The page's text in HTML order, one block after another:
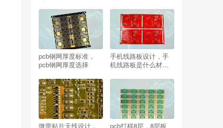
pcb钢网厚度标准，
pcb钢网厚度选择
手机线路板设计，手
机线路板是什么材
微带贴片天线设计，
pcb打样8层，8层板